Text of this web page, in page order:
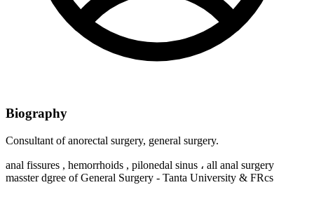
Biography
Consultant of anorectal surgery, general surgery.
anal fissures , hemorrhoids , pilonedal sinus ، all anal surgery
masster dgree of General Surgery - Tanta University & FRcs